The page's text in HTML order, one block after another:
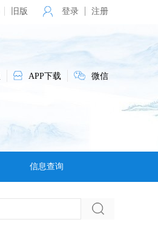
旧版 登录 注册
APP下载 微信
信息查询